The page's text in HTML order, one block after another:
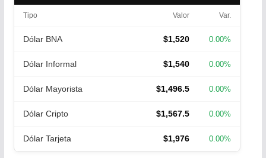
Tipo Valor Var.
Dólar BNA $1,520 0.00%
Dólar Informal $1,540 0.00%
Dólar Mayorista $1,496.5 0.00%
Dólar Cripto $1,567.5 0.00%
Dólar Tarjeta $1,976 0.00%